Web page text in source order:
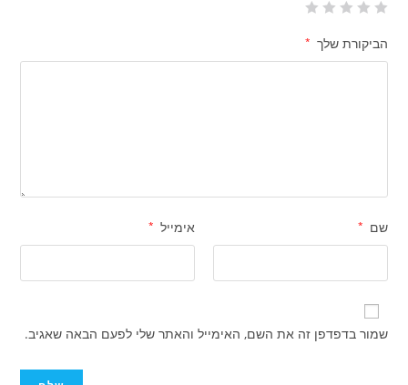
הביקורת שלך *
שם * אימייל *
שמור בדפדפן זה את השם, האימייל והאתר שלי לפעם הבאה שאגיב.